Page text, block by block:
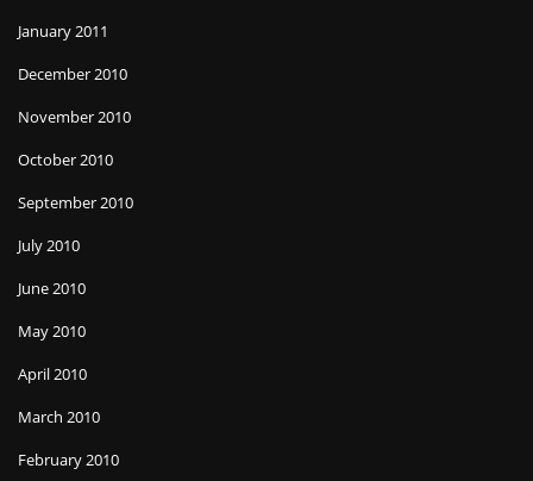
January 2011
December 2010
November 2010
October 2010
September 2010
July 2010
June 2010
May 2010
April 2010
March 2010
February 2010